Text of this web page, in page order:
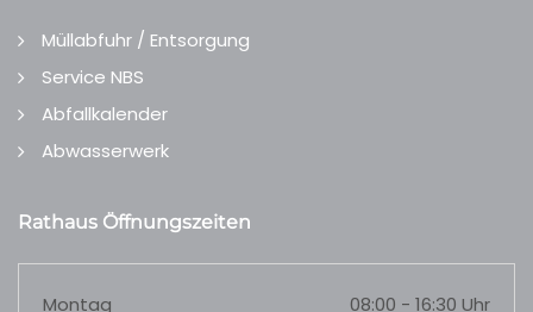
Müllabfuhr / Entsorgung
Service NBS
Abfallkalender
Abwasserwerk
Rathaus Öffnungszeiten
Montag 08:00 - 16:30 Uhr